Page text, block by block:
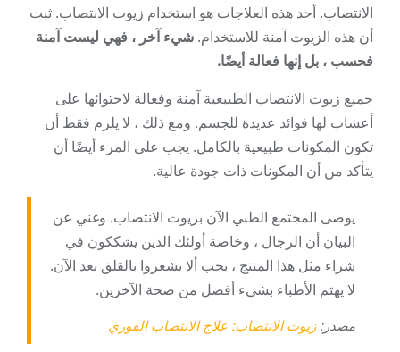
الانتصاب. أحد هذه العلاجات هو استخدام زيوت الانتصاب. ثبت
أن هذه الزيوت آمنة للاستخدام. شيء آخر ، فهي ليست آمنة
فحسب ، بل إنها فعالة أيضًا.
جميع زيوت الانتصاب الطبيعية آمنة وفعالة لاحتوائها على
أعشاب لها فوائد عديدة للجسم. ومع ذلك ، لا يلزم فقط أن
تكون المكونات طبيعية بالكامل. يجب على المرء أيضًا أن
يتأكد من أن المكونات ذات جودة عالية.
يوصى المجتمع الطبي الآن بزيوت الانتصاب. وغني عن
البيان أن الرجال ، وخاصة أولئك الذين يشككون في
شراء مثل هذا المنتج ، يجب ألا يشعروا بالقلق بعد الآن.
لا يهتم الأطباء بشيء أفضل من صحة الآخرين.
مصدر:زيوت الانتصاب: علاج الانتصاب الفوري